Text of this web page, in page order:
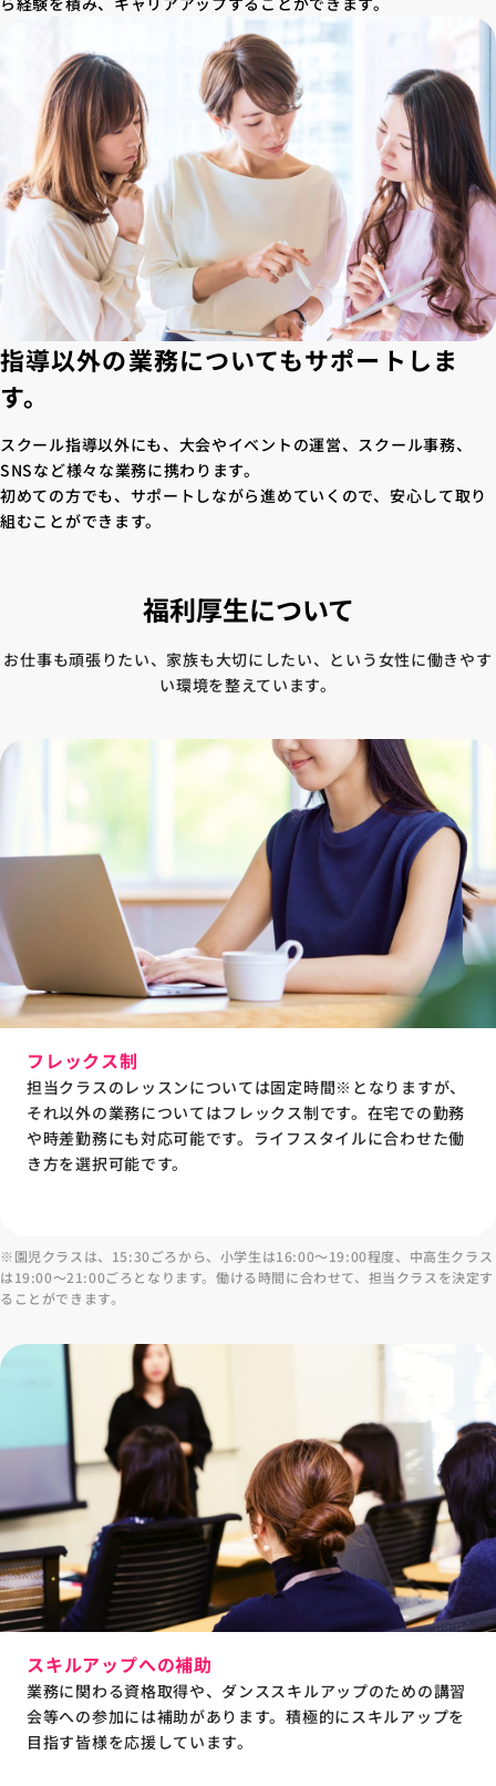
指導以外の業務についてもサポートしま
す。
スクール指導以外にも、大会やイベントの運営、スクール事務、
SNSなど様々な業務に携わります。
初めての方でも、サポートしながら進めていくので、安心して取り
組むことができます。
福利厚生について
お仕事も頑張りたい、家族も大切にしたい、という女性に働きやす
い環境を整えています。
フレックス制
担当クラスのレッスンについては固定時間※となりますが、
それ以外の業務についてはフレックス制です。在宅での勤務
や時差勤務にも対応可能です。ライフスタイルに合わせた働
き方を選択可能です。
※園児クラスは、15:30ごろから、小学生は16:00〜19:00程度、中高生クラス
は19:00〜21:00ごろとなります。働ける時間に合わせて、担当クラスを決定す
ることができます。
スキルアップへの補助
業務に関わる資格取得や、ダンススキルアップのための講習
会等への参加には補助があります。積極的にスキルアップを
目指す皆様を応援しています。